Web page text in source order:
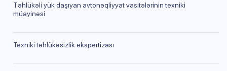
Təhlükəli yük daşıyan avtonəqliyyat vasitələrinin texniki
müayinəsi
Texniki təhlükəsizlik ekspertizası